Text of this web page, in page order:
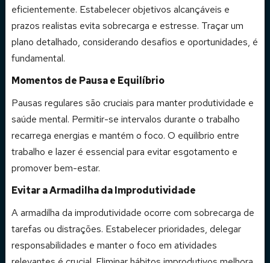
eficientemente. Estabelecer objetivos alcançáveis e
prazos realistas evita sobrecarga e estresse. Traçar um
plano detalhado, considerando desafios e oportunidades, é
fundamental.
Momentos de Pausa e Equilíbrio
Pausas regulares são cruciais para manter produtividade e
saúde mental. Permitir-se intervalos durante o trabalho
recarrega energias e mantém o foco. O equilíbrio entre
trabalho e lazer é essencial para evitar esgotamento e
promover bem-estar.
Evitar a Armadilha da Improdutividade
A armadilha da improdutividade ocorre com sobrecarga de
tarefas ou distrações. Estabelecer prioridades, delegar
responsabilidades e manter o foco em atividades